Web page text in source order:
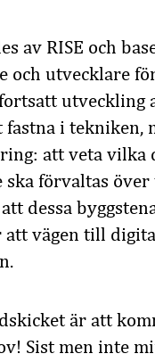
av RISE och
och utvecklare
utveckling
i tekniken,
att veta vilka
ska förvaltas
dessa
vägen till
är att
Sist men inte